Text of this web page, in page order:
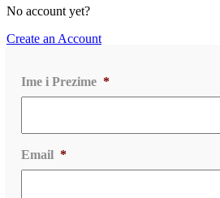
No account yet?
Create an Account
Ime i Prezime *
Email *